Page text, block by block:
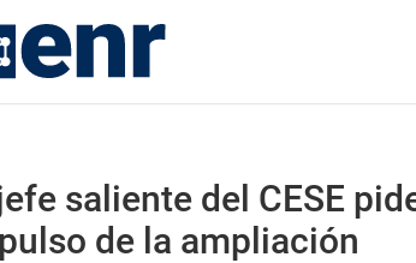
saliente del CESE
de la ampliación